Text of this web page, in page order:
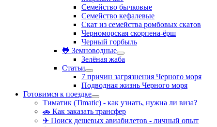
Семейство бычковые
Семейство кефалевые
Скат из семейства ромбовых скатов
Черноморская скорпена-ёрш
Черный горбыль
🐸 Земноводные
Зелёная жаба
Статьи
7 причин загрязнения Черного моря
Подводная жизнь Черного моря
Готовимся к поездке
Тиматик (Timatic) - как узнать, нужна ли виза?
🚗 Как заказать трансфер
✈ Поиск дешевых авиабилетов - личный опыт